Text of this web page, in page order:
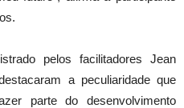
pelos facilitadores Jean
a peculiaridade que
parte do desenvolvimento